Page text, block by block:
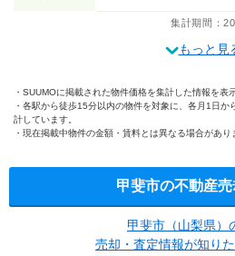
集計期間：
もっと見
SUUMOに掲載された物件価格を集計した情報を表
各駅から徒歩15分以内の物件を対象に、各月1日か
計しています。
現在掲載中物件の金額・賃料とは異なる場合があり
甲斐市の不動産
甲斐市（山梨県）
売却・査定情報が知り